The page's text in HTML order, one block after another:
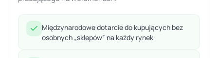
Międzynarodowe dotarcie do kupujących bez
osobnych „sklepów” na każdy rynek